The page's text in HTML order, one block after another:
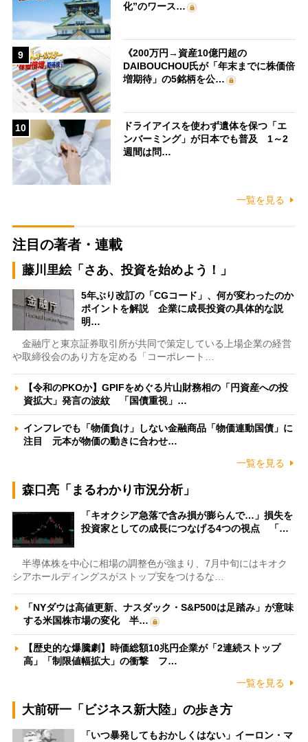
化”のワース…
9
《200万円→資産10億円超の
DAIBOUCHOU氏が「年末までに株価倍
増期待」の5銘柄を公…
10
ドライアイスを使わず遺体を保つ「エ
ンバーミング」が日本でも普及 1～2
週間は問…
一覧を見る
注目の著者・連載
藤川里絵「さあ、投資を始めよう！」
5年ぶり改訂の「CGコード」、何が変わったのか
ポイントを解説 企業に成長投資の具体的な説
明…
金融庁と東京証券取引所が共同で策定している上場企業の経営
や取締役会のあり方を定める「コーポレート…
【令和のPKOか】GPIFをめぐる片山財務相の「円資産への投
資拡大」発言の波紋 「国債重視」…
インフレでも「物価負け」しない金融商品「物価連動国債」に
注目 元本が物価の動きに合わせ…
一覧を見る
森口亮「まるわかり市況分析」
「キオクシア急落で含み損が膨らんで…」損失を
投資家としての成長につなげる4つの視点 「…
半導体株を中心に相場の調整色が強まり、7月中旬にはキオク
シアホールディングスがストップ安をつけるな…
「NYダウは高値更新、ナスダック・S&P500は足踏み」が意味
する米国株市場の変化 半…
【歴史的な爆騰劇】時価総額10兆円企業が「2連続ストップ
高」「制限値幅拡大」の衝撃 フ…
一覧を見る
大前研一「ビジネス新大陸」の歩き方
「いつ暴発してもおかしくはない」イーロン・マ